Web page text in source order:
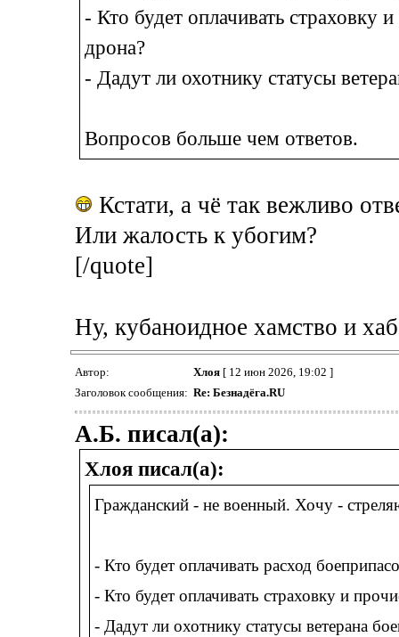
- Кто будет оплачивать страховку
дрона?
- Дадут ли охотнику статусы
Вопросов больше чем ответов.
Кстати, а чё так вежливо
Или жалость к убогим?
[/quote]
Ну, кубаноидное хамство и
Автор: Хлоя[ 12 июн 2026, 19:02 ]
Заголовок сообщения: Re: Безнадёга.RU
А.Б. писал(а):
Хлоя писал(а):
Гражданский - не военный. Хочу -
- Кто будет оплачивать расход
- Кто будет оплачивать страховку и
- Дадут ли охотнику статусы ветерана